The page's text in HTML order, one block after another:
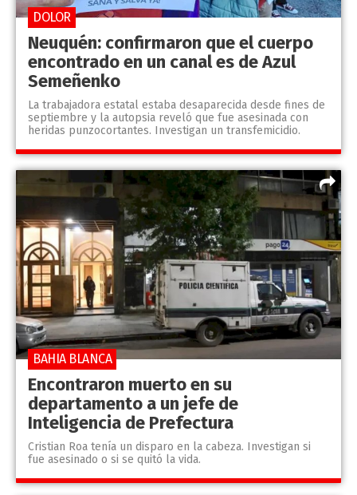
Neuquén: confirmaron que el cuerpo
encontrado en un canal es de Azul
Semeñenko
La trabajadora estatal estaba desaparecida desde fines de
septiembre y la autopsia reveló que fue asesinada con
heridas punzocortantes. Investigan un transfemicidio.
DOLOR
Encontraron muerto en su
departamento a un jefe de
Inteligencia de Prefectura
Cristian Roa tenía un disparo en la cabeza. Investigan si
fue asesinado o si se quitó la vida.
BAHIA BLANCA